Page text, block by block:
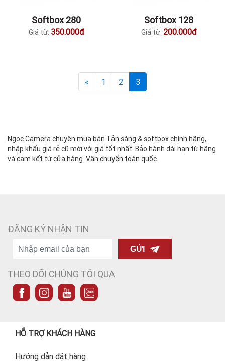
Softbox 280
Giá từ: 350.000đ
Softbox 128
Giá từ: 200.000đ
« 1 2 3
Ngọc Camera chuyên mua bán Tản sáng & softbox chính hãng,
nhập khẩu giá rẻ cũ mới với giá tốt nhất. Bảo hành dài hạn từ hãng
và cam kết từ cửa hàng. Vận chuyển toàn quốc.
ĐĂNG KÝ NHẬN TIN
GỬI
THEO DÕI CHÚNG TÔI QUA
HỖ TRỢ KHÁCH HÀNG
Hướng dẫn đặt hàng